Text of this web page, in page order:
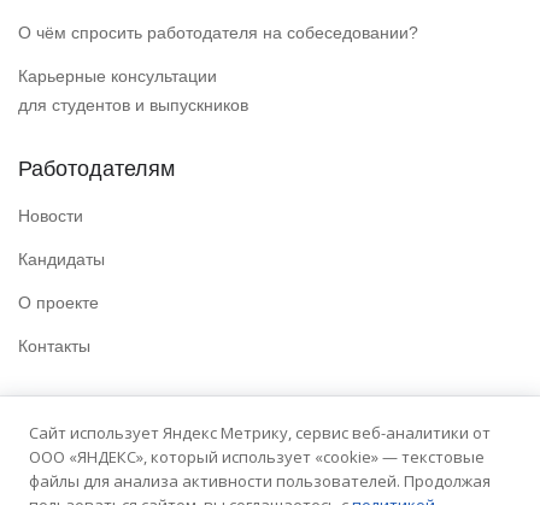
О чём спросить работодателя на собеседовании?
Карьерные консультации
для студентов и выпускников
Работодателям
Новости
Кандидаты
О проекте
Контакты
Политика конфиденциальности
Условия использования
Сайт использует Яндекс Метрику, сервис веб-аналитики от
ООО «ЯНДЕКС», который использует «cookie» — текстовые
файлы для анализа активности пользователей. Продолжая